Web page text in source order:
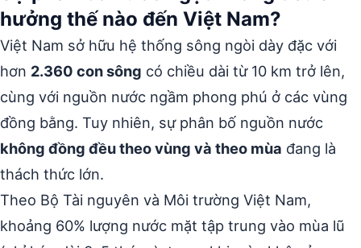
hưởng thế nào đến Việt Nam?
Việt Nam sở hữu hệ thống sông ngòi dày đặc với
hơn 2.360 con sông có chiều dài từ 10 km trở lên,
cùng với nguồn nước ngầm phong phú ở các vùng
đồng bằng. Tuy nhiên, sự phân bố nguồn nước
không đồng đều theo vùng và theo mùa đang là
thách thức lớn.
Theo Bộ Tài nguyên và Môi trường Việt Nam,
khoảng 60% lượng nước mặt tập trung vào mùa lũ